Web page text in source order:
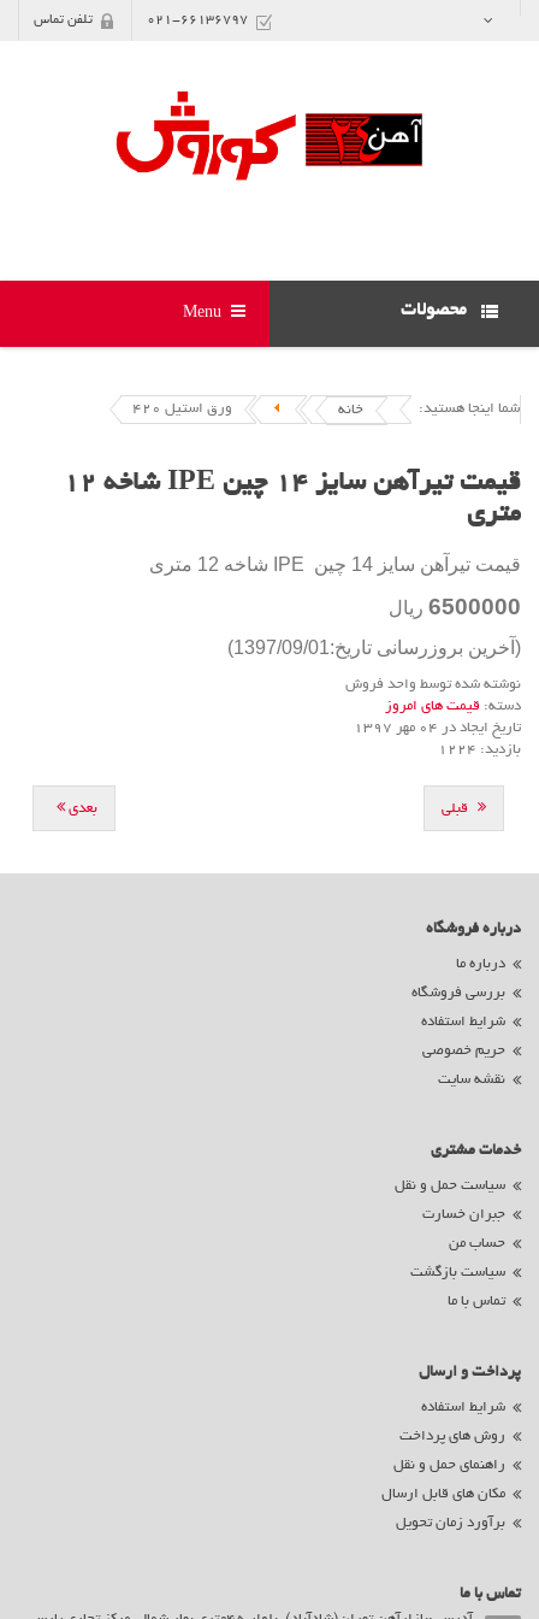
021-66136797 تلفن تماس
محصولات
شما اینجا هستید: خانه ورق استیل 420
قیمت تیرآهن سایز 14 چین IPE شاخه 12
متری
قیمت تیرآهن سایز 14 چین IPE شاخه 12 متری
6500000 ريال
(آخرین بروزرسانی تاریخ:1397/09/01)
نوشته شده توسط واحد فروش
دسته: قیمت های امروز
تاریخ ایجاد در 04 مهر 1397
بازدید: 1224
قبلی بعدی
درباره فروشگاه
درباره ما
بررسی فروشگاه
شرایط استفاده
حریم خصوصی
نقشه سایت
خدمات مشتری
سیاست حمل و نقل
جبران خسارت
حساب من
سیاست بازگشت
تماس با ما
پرداخت و ارسال
شرایط استفاده
روش های پرداخت
راهنمای حمل و نقل
مکان های قابل ارسال
برآورد زمان تحویل
تماس با ما